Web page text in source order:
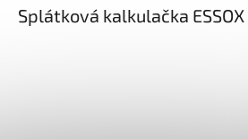
Splátková kalkulačka ESSOX